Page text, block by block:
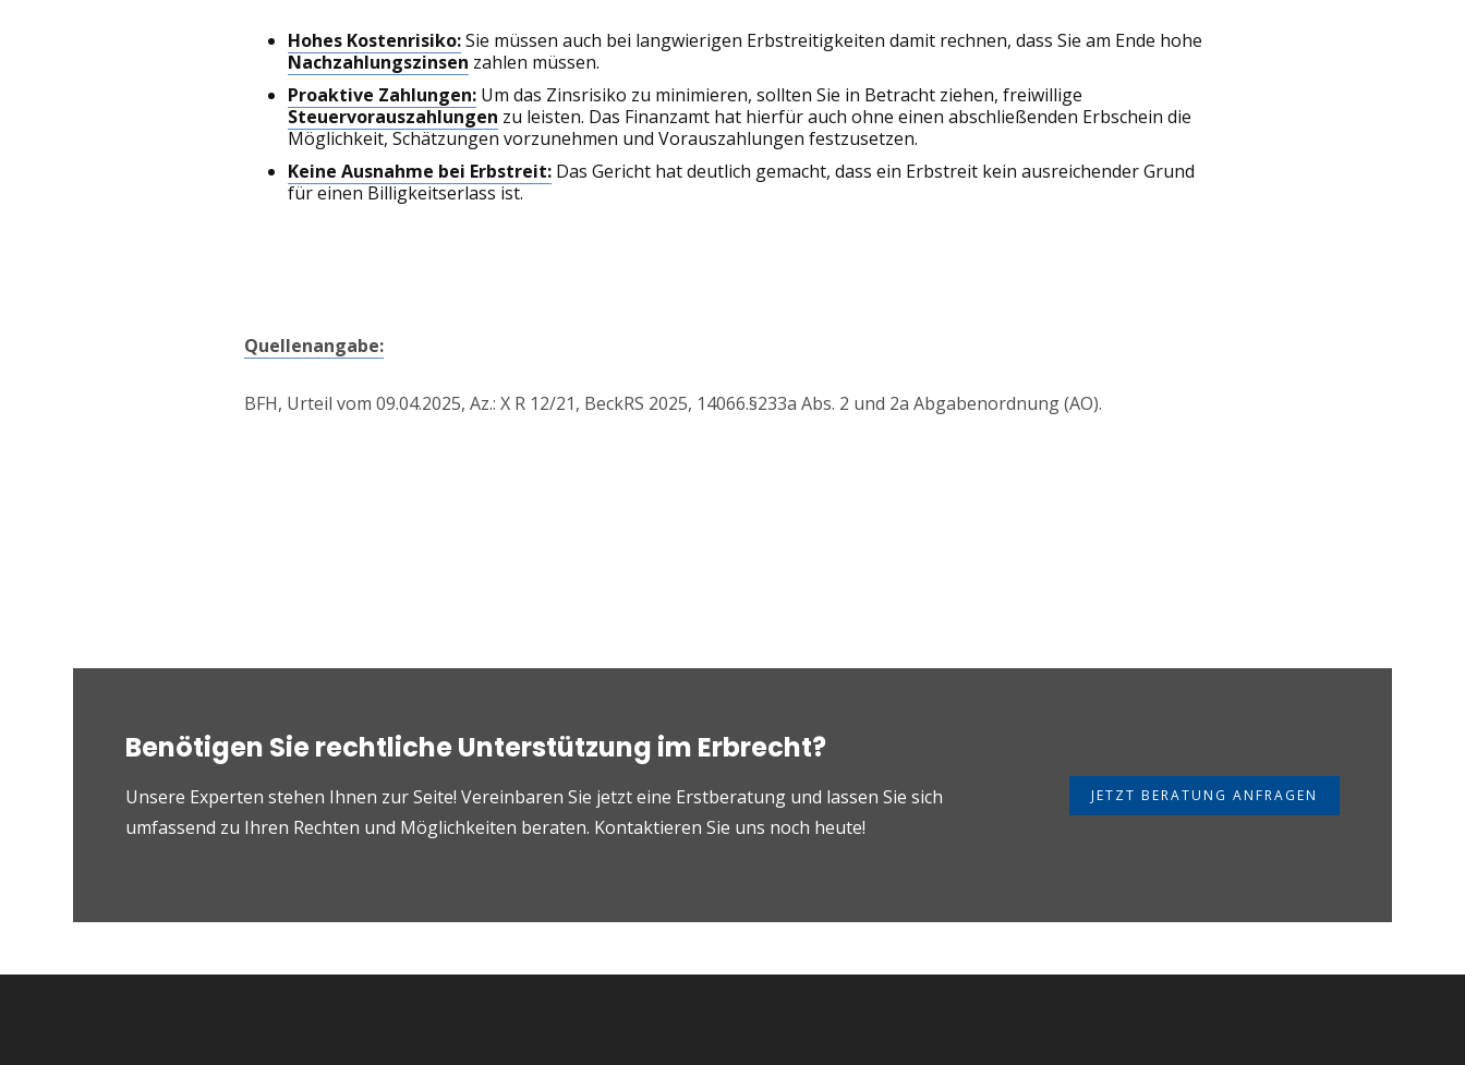
Hohes Kostenrisiko:Sie müssen auch bei langwierigen Erbstreitigkeiten damit rechnen, dass Sie am Ende hohe
Nachzahlungszinsen zahlen müssen.
Proaktive Zahlungen: Um das Zinsrisiko zu minimieren, sollten Sie in Betracht ziehen, freiwillige
Steuervorauszahlungen zu leisten. Das Finanzamt hat hierfür auch ohne einen abschließenden Erbschein die
Möglichkeit, Schätzungen vorzunehmen und Vorauszahlungen festzusetzen.
Keine Ausnahme bei Erbstreit: Das Gericht hat deutlich gemacht, dass ein Erbstreit kein ausreichender Grund
für einen Billigkeitserlass ist.
Quellenangabe:
BFH, Urteil vom 09.04.2025, Az.: X R 12/21, BeckRS 2025, 14066.§233a Abs. 2 und 2a Abgabenordnung (AO).
Benötigen Sie rechtliche Unterstützung im Erbrecht?
Unsere Experten stehen Ihnen zur Seite! Vereinbaren Sie jetzt eine Erstberatung und lassen Sie sich
umfassend zu Ihren Rechten und Möglichkeiten beraten. Kontaktieren Sie uns noch heute!
JETZT BERATUNG ANFRAGEN